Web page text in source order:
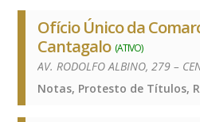
Ofício Único da
Cantagalo (ATIVO)
AV. RODOLFO ALBINO, 279 –